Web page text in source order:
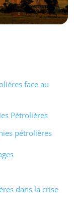
face au
Pétrolières
pétrolières
dans la crise